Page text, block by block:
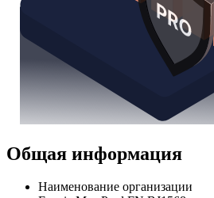
Общая информация
Наименование организации